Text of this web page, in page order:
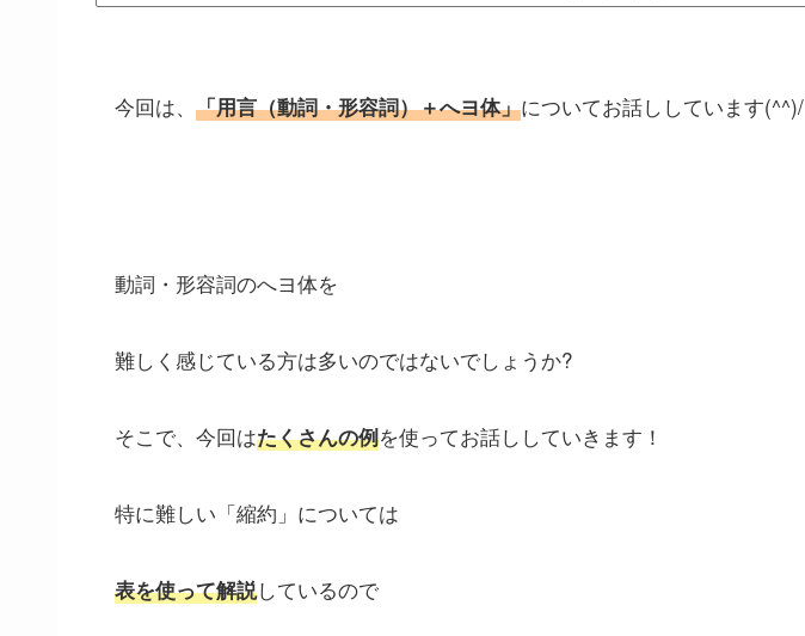
今回は、 「用言（動詞・形容詞）＋へヨ体」についてお話ししています(^^)/
動詞・形容詞のへヨ体を
難しく感じている方は多いのではないでしょうか?
そこで、今回はたくさんの例を使ってお話ししていきます！
特に難しい「縮約」については
表を使って解説しているので